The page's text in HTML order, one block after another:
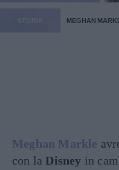
MEGHAN
Meghan Markle
con laDisney in